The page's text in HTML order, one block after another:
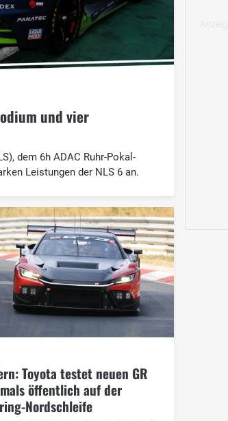
und vier
dem 6h ADAC Ruhr-Pokal-
Leistungen der NLS 6 an.
Toyota testet neuen GR
öffentlich auf der
Nordschleife